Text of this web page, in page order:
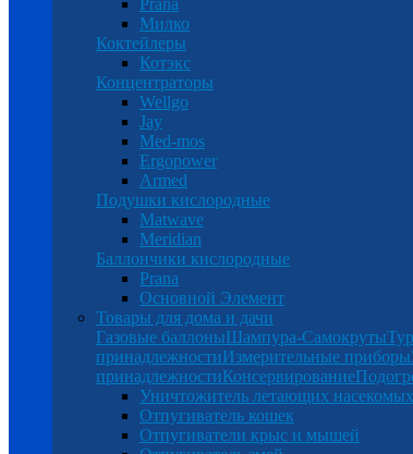
Prana
Милко
Коктейлеры
Котэкс
Концентраторы
Wellgo
Jay
Med-mos
Ergopower
Armed
Подушки кислородные
Matwave
Meridian
Баллончики кислородные
Prana
Основной Элемент
Товары для дома и дачи
Газовые баллоныШампура-Самокруты
принадлежностиИзмерительные приборы
принадлежностиКонсервирование
Уничтожитель летающих насекомых
Отпугиватель кошек
Отпугиватели крыс и мышей